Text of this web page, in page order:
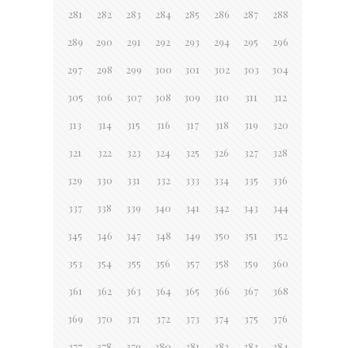
281 282 283 284 285 286 287 288
289 290 291 292 293 294 295 296
297 298 299 300 301 302 303 304
305 306 307 308 309 310 311 312
313 314 315 316 317 318 319 320
321 322 323 324 325 326 327 328
329 330 331 332 333 334 335 336
337 338 339 340 341 342 343 344
345 346 347 348 349 350 351 352
353 354 355 356 357 358 359 360
361 362 363 364 365 366 367 368
369 370 371 372 373 374 375 376